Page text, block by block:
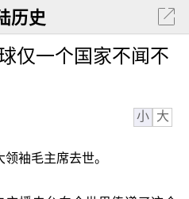
历史
仅一个国家不闻不
小 大
袖毛主席去世。